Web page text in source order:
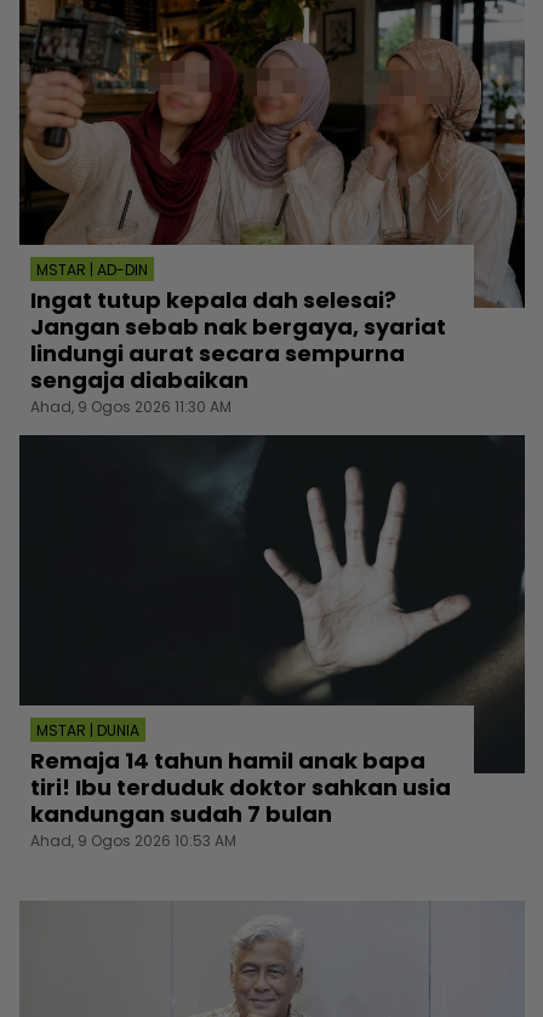
MSTAR | AD-DIN
Ingat tutup kepala dah selesai?
Jangan sebab nak bergaya, syariat
lindungi aurat secara sempurna
sengaja diabaikan
Ahad, 9 Ogos 2026 11:30 AM
MSTAR | DUNIA
Remaja 14 tahun hamil anak bapa
tiri! Ibu terduduk doktor sahkan usia
kandungan sudah 7 bulan
Ahad, 9 Ogos 2026 10:53 AM